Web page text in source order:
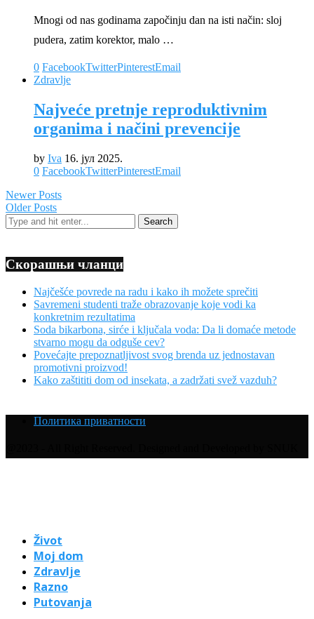
Mnogi od nas godinama započinju dan na isti način: sloj
pudera, zatim korektor, malo …
0 FacebookTwitterPinterestEmail
Zdravlje
Najveće pretnje reproduktivnim
organima i načini prevencije
by Iva 16. јул 2025.
0 FacebookTwitterPinterestEmail
Newer Posts
Older Posts
Скорашњи чланци
Najčešće povrede na radu i kako ih možete sprečiti
Savremeni studenti traže obrazovanje koje vodi ka
konkretnim rezultatima
Soda bikarbona, sirće i ključala voda: Da li domaće metode
stvarno mogu da odguše cev?
Povećajte prepoznatljivost svog brenda uz jednostavan
promotivni proizvod!
Kako zaštititi dom od insekata, a zadržati svež vazduh?
Политика приватности
Život
Moj dom
Zdravlje
Razno
Putovanja